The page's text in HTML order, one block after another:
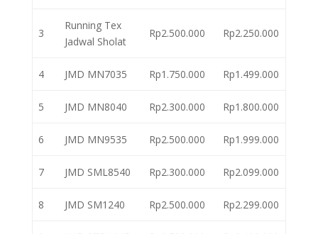
3
Running Tex
Jadwal Sholat
Rp2.500.000 Rp2.250.000
4 JMD MN7035 Rp1.750.000 Rp1.499.000
5 JMD MN8040 Rp2.300.000 Rp1.800.000
6 JMD MN9535 Rp2.500.000 Rp1.999.000
7 JMD SML8540 Rp2.300.000 Rp2.099.000
8 JMD SM1240 Rp2.500.000 Rp2.299.000